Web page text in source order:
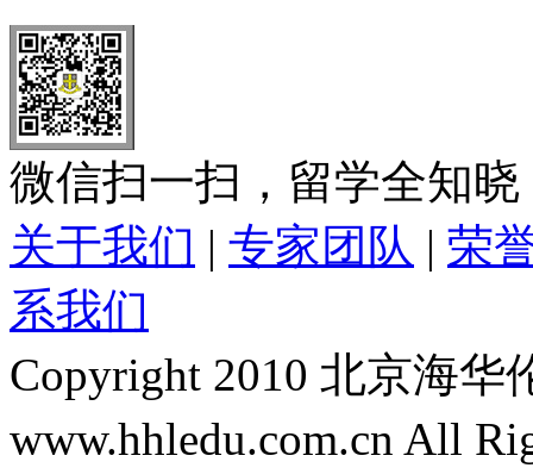
微信扫一扫，留学全知晓
关于我们 | 专家团队 | 荣
系我们
Copyright 2010 北京海
www.hhledu.com.cn All